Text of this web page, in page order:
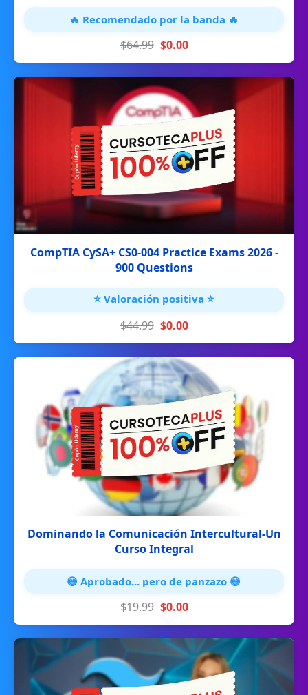
🔥 Recomendado por la banda 🔥
$64.99 $0.00
CompTIA CySA+ CS0-004 Practice Exams 2026 -
900 Questions
⭐ Valoración positiva ⭐
$44.99 $0.00
Dominando la Comunicación Intercultural-Un
Curso Integral
😅 Aprobado... pero de panzazo 😅
$19.99 $0.00